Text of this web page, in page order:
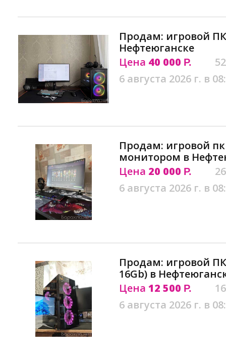
Продам: игровой
Нефтеюганске
Цена 40 000 Р.
6 августа 2026 г. в
Продам: игровой
монитором в
Цена 20 000 Р.
6 августа 2026 г. в
Продам: игровой ПК
16Gb) в
Цена 12 500 Р.
6 августа 2026 г. в